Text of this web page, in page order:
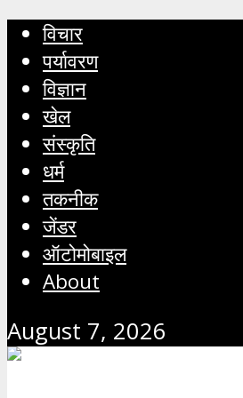
विचार
पर्यावरण
विज्ञान
खेल
संस्कृति
धर्म
तकनीक
जेंडर
ऑटोमोबाइल
About
August 7, 2026